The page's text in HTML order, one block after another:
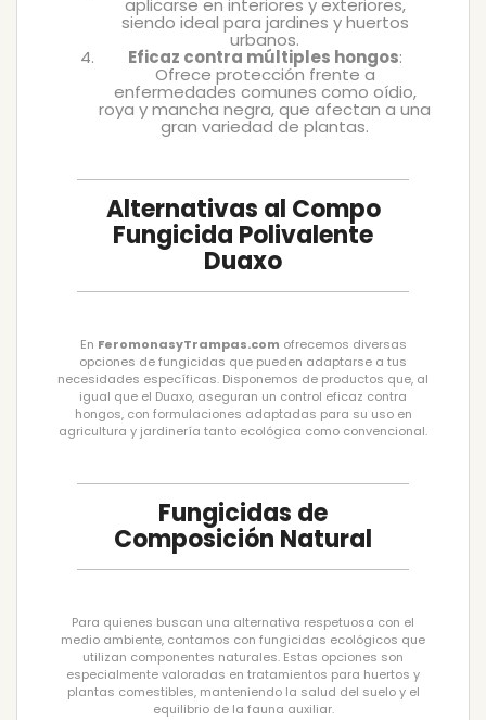
aplicarse en interiores y exteriores,
siendo ideal para jardines y huertos
urbanos.
Eficaz contra múltiples hongos:
Ofrece protección frente a
enfermedades comunes como oídio,
roya y mancha negra, que afectan a una
gran variedad de plantas.
Alternativas al Compo
Fungicida Polivalente
Duaxo
En FeromonasyTrampas.com ofrecemos diversas
opciones de fungicidas que pueden adaptarse a tus
necesidades específicas. Disponemos de productos que, al
igual que el Duaxo, aseguran un control eficaz contra
hongos, con formulaciones adaptadas para su uso en
agricultura y jardinería tanto ecológica como convencional.
Fungicidas de
Composición Natural
Para quienes buscan una alternativa respetuosa con el
medio ambiente, contamos con fungicidas ecológicos que
utilizan componentes naturales. Estas opciones son
especialmente valoradas en tratamientos para huertos y
plantas comestibles, manteniendo la salud del suelo y el
equilibrio de la fauna auxiliar.